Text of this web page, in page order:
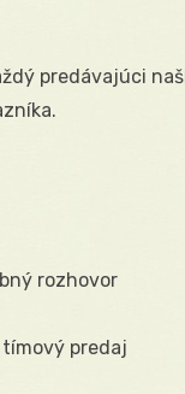
predávajúci
rozhovor
predaj